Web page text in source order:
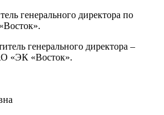
генерального директора по
генерального директора –
«ЭК «Восток».